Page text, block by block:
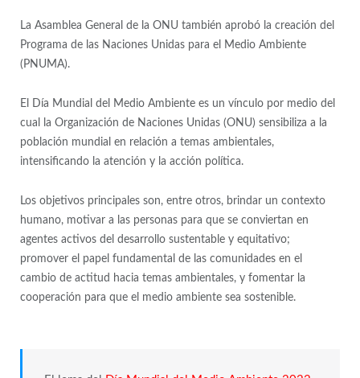
La Asamblea General de la ONU también aprobó la creación del
Programa de las Naciones Unidas para el Medio Ambiente
(PNUMA).
El Día Mundial del Medio Ambiente es un vínculo por medio del
cual la Organización de Naciones Unidas (ONU) sensibiliza a la
población mundial en relación a temas ambientales,
intensificando la atención y la acción política.
Los objetivos principales son, entre otros, brindar un contexto
humano, motivar a las personas para que se conviertan en
agentes activos del desarrollo sustentable y equitativo;
promover el papel fundamental de las comunidades en el
cambio de actitud hacia temas ambientales, y fomentar la
cooperación para que el medio ambiente sea sostenible.